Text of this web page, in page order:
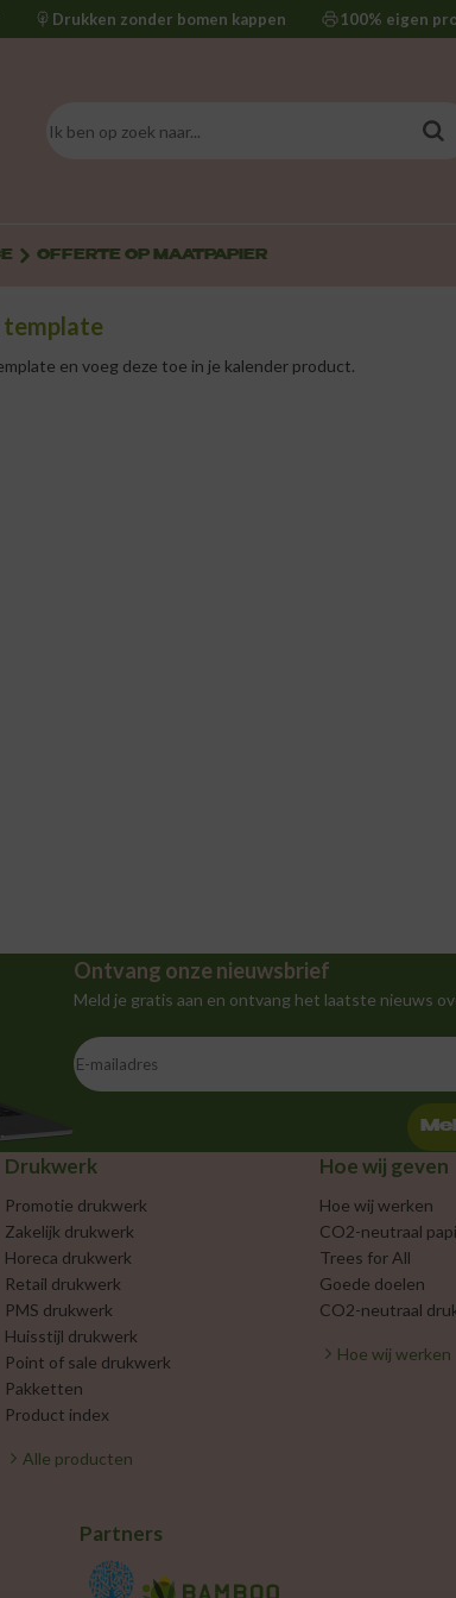
Drukken zonder bomen kappen 100% eigen
OFFERTE OP MAAT PAPIER
template
en voeg deze toe in je kalender product.
Ontvang onze nieuwsbrief
Meld je gratis aan en ontvang het laatste nieuws
Drukwerk
Promotie drukwerk
Zakelijk drukwerk
Horeca drukwerk
Retail drukwerk
PMS drukwerk
Huisstijl drukwerk
Point of sale drukwerk
Pakketten
Product index
Alle producten
Hoe wij geven
Hoe wij werken
CO2-neutraal
Trees for All
Goede doelen
CO2-neutraal
Hoe wij werken
Partners